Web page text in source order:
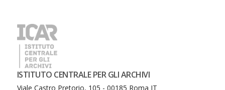
ISTITUTO CENTRALE PER GLI ARCHIVI
Viale Castro Pretorio, 105 - 00185 Roma IT